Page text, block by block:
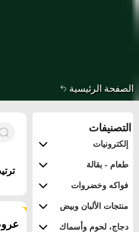
الصفحة الرئيسية
التصنيفات
إلكترونيات
طعام - بقالة
فواكه وخضروات
منتجات الألبان وبيض
دجاج، لحوم وأسماك